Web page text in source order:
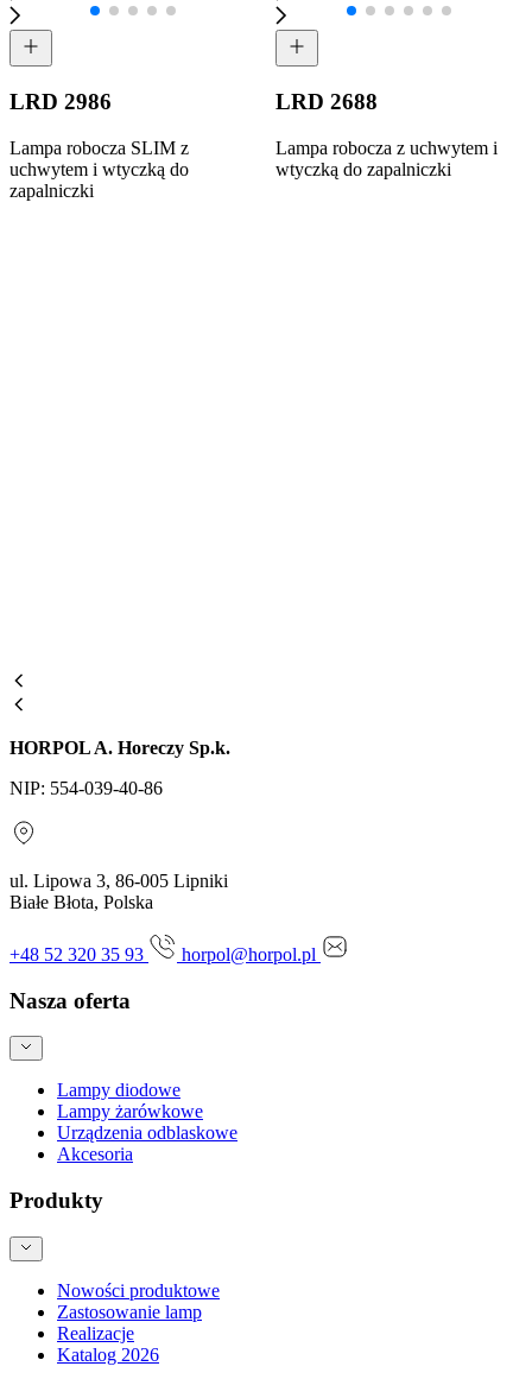
LRD 2986
Lampa robocza SLIM z
uchwytem i wtyczką do
zapalniczki
LRD 2688
Lampa robocza z uchwytem i
wtyczką do zapalniczki
HORPOL A. Horeczy Sp.k.
NIP: 554-039-40-86
ul. Lipowa 3, 86-005 Lipniki
Białe Błota, Polska
+48 52 320 35 93 horpol@horpol.pl
Nasza oferta
Lampy diodowe
Lampy żarówkowe
Urządzenia odblaskowe
Akcesoria
Produkty
Nowości produktowe
Zastosowanie lamp
Realizacje
Katalog 2026